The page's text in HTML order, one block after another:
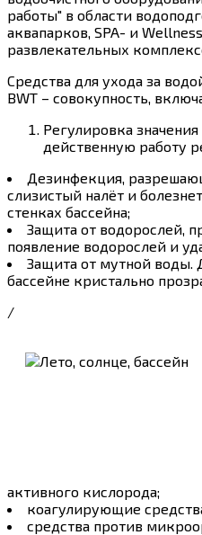
работы" в области
аквапарков, SPA- и
развлекательных
Средства для ухода за
BWT – совокупность,
Регулировка
действенную работу
Дезинфекция,
слизистый налёт и
стенках бассейна;
Защита от водорослей,
появление водорослей и
Защита от мутной воды.
бассейне кристально
/
активного кислорода;
коагулирующие
средства против